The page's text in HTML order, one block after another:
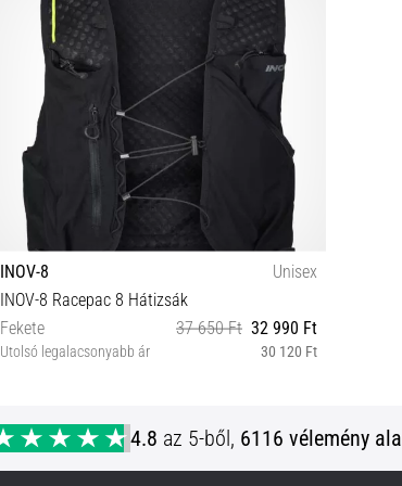
INOV-8
Unisex
INOV-8 Racepac 8 Hátizsák
Fekete
37 650 Ft 32 990 Ft
Utolsó legalacsonyabb ár 30 120 Ft
4.8 az 5-ből, 6116 vélemény